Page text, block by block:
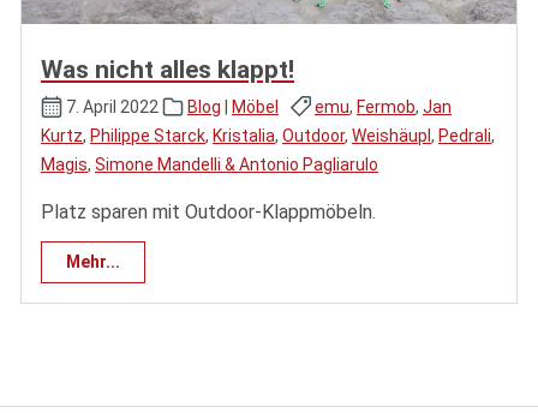
Was nicht alles klappt!
7. April 2022 Blog Möbel emu, Fermob, Jan
Kurtz, Philippe Starck, Kristalia, Outdoor, Weishäupl , Pedrali,
Magis, Simone Mandelli & Antonio Pagliarulo
Platz sparen mit Outdoor-Klappmöbeln.
Mehr...